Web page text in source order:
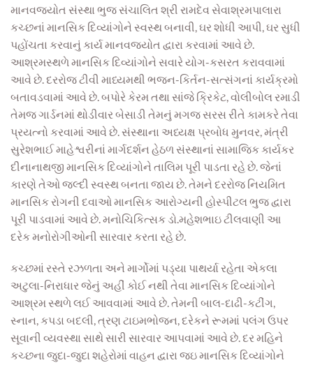
માનવજ્યોત સંસ્થા ભુજ સંચાલિત શ્રી રામદેવ સેવાશ્રમપાલારા
કચ્છનાં માનસિક દિવ્યાંગોને સ્વસ્થ બનાવી, ઘર શોધી આપી, ઘર સુધી
પહોંચતા કરવાનું કાર્ય માનવજ્યોત દ્વારા કરવામાં આવે છે.
આશ્રમસ્થળે માનસિક દિવ્યાંગોને સવારે યોગ-કસરત કરાવવામાં
આવે છે . દરરોજ ટીવી માધ્યમથી ભજન-કિર્તન-સત્સંગનાં કાર્યક્રમો
બતાવડવામાં આવે છે . બપોરે કેરમ તથા સાંજે ક્રિકેટ, વોલીબોલ રમાડી
તેમજ ગાર્ડનમાં થોડીવાર બેસાડી તેમનું મગજ સરસ રીતે કામકરે તેવા
પ્રયત્નો કરવામાં આવે છે. સંસ્થાના અધ્યક્ષ પ્રબોધ મુનવર, મંત્રી
સુરેશભાઈ માહેશ્વરીનાં માર્ગદર્શન હેઠળ સંસ્થાનાં સામાજિક કાર્યકર
દીનાનાથજી માનસિક દિવ્યાંગોને તાલિમ પૂરી પાડતા રહે છે. જેનાં
કારણે તેઓ જલ્દી સ્વસ્થ બનતા જાય છે. તેમને દરરોજ નિયમિત
માનસિક રોગની દવાઓ માનસિક આરોગ્યની હોસ્પીટલ ભુજ દ્વારા
પૂરી પાડવામાં આવે છે. મનોચિકિત્સક ડો.મહેશભાઇ ટીલવાણી આ
દરેકમનોરોગીઓની સારવાર કરતા રહે છે.
કચ્છમાં રસ્તે રઝળતા અને માર્ગોમાં પડ્યા પાથર્યા રહેતા એકલા
અટુલા-નિરાધાર જેનું અહીં કોઈ નથી તેવા માનસિક દિવ્યાંગોને
આશ્રમ સ્થળે લઈ આવવામાં આવે છે. તેમની બાલ-દાઢી-કટીંગ,
સ્નાન, કપડા બદલી,ત્રણ ટાઇમભોજન, દરેકને રૂમમાં પલંગ ઉપર
સૂવાની વ્યવસ્થા સાથે સારી સારવાર આપવામાં આવે છે. દર મહિને
કચ્છના જુદા-જુદા શહેરોમાં વાહન દ્વારા જઇ માનસિક દિવ્યાંગોને